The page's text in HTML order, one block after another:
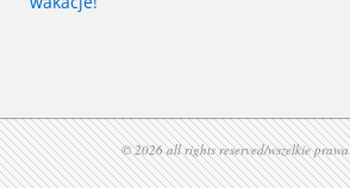
© 2026 all rights reserved/wszelkie prawa